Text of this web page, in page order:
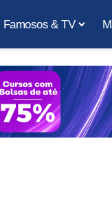
Famosos & TV